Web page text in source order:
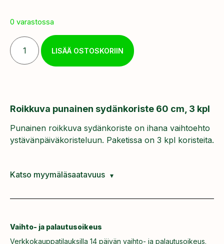
0 varastossa
LISÄÄ OSTOSKORIIN
Roikkuva punainen sydänkoriste 60 cm, 3 kpl
Punainen roikkuva sydänkoriste on ihana vaihtoehto
ystävänpäiväkoristeluun. Paketissa on 3 kpl koristeita.
Katso myymäläsaatavuus
Vaihto- ja palautusoikeus
Verkkokauppatilauksilla 14 päivän vaihto- ja palautusoikeus.